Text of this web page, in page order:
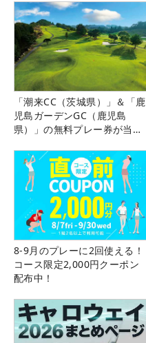
「潮来CC（茨城県）」＆「鹿
児島ガーデンGC（鹿児島
県）」の無料プレー券が当た
8-9月のプレーに2回使える！
コース限定2,000円クーポン
配布中！